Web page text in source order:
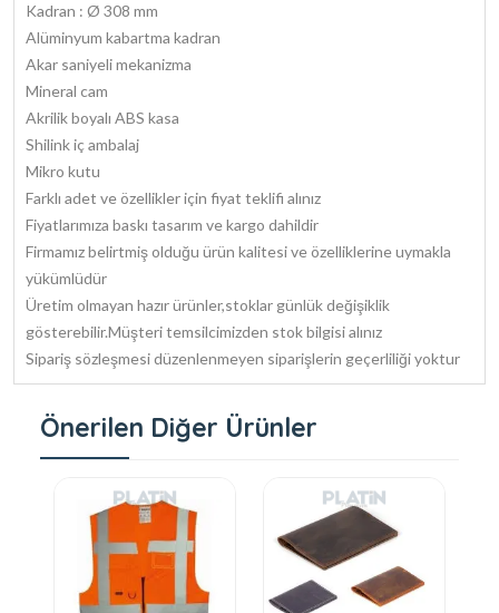
Kadran : Ø 308 mm
Alüminyum kabartma kadran
Akar saniyeli mekanizma
Mineral cam
Akrilik boyalı ABS kasa
Shilink iç ambalaj
Mikro kutu
Farklı adet ve özellikler için fiyat teklifi alınız
Fiyatlarımıza baskı tasarım ve kargo dahildir
Firmamız belirtmiş olduğu ürün kalitesi ve özelliklerine uymakla
yükümlüdür
Üretim olmayan hazır ürünler,stoklar günlük değişiklik
gösterebilir.Müşteri temsilcimizden stok bilgisi alınız
Sipariş sözleşmesi düzenlenmeyen siparişlerin geçerliliği yoktur
Önerilen Diğer Ürünler